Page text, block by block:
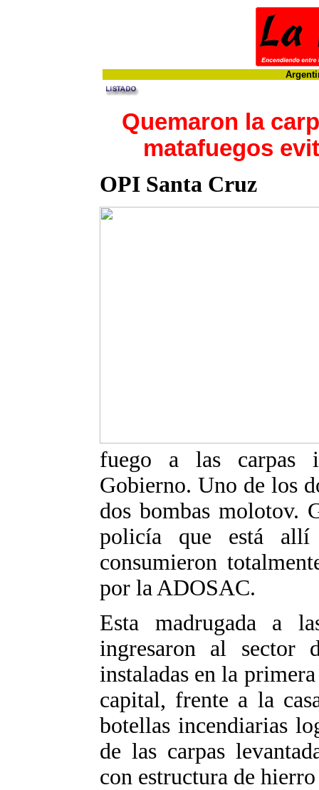
Quemaron la
matafuegos
OPI Santa Cruz
fuego a las carpas
Gobierno. Uno de los
dos bombas molotov.
policía que está
consumieron
por la ADOSAC.
Esta madrugada a
ingresaron al sector
instaladas en la
capital, frente a la
botellas incendiarias
de las carpas
con estructura de